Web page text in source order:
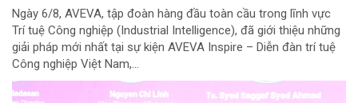
Ngày 6/8, AVEVA, tập đoàn hàng đầu toàn cầu trong lĩnh vực
Trí tuệ Công nghiệp (Industrial Intelligence), đã giới thiệu những
giải pháp mới nhất tại sự kiện AVEVA Inspire – Diễn đàn trí tuệ
Công nghiệp Việt Nam,...